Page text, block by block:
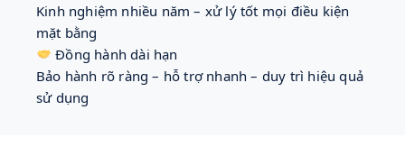
Kinh nghiệm nhiều năm – xử lý tốt mọi điều kiện
mặt bằng
Đồng hành dài hạn
Bảo hành rõ ràng – hỗ trợ nhanh – duy trì hiệu quả
sử dụng